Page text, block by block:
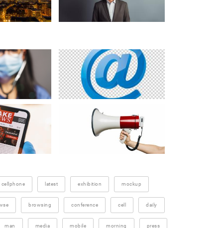
cellphone latest exhibition mockup
browsing conference cell daily
man media mobile morning press